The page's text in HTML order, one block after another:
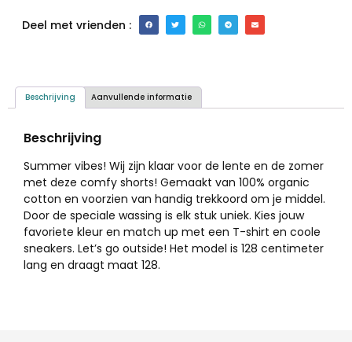
Deel met vrienden :
Beschrijving Aanvullende informatie
Beschrijving
Summer vibes! Wij zijn klaar voor de lente en de zomer
met deze comfy shorts! Gemaakt van 100% organic
cotton en voorzien van handig trekkoord om je middel.
Door de speciale wassing is elk stuk uniek. Kies jouw
favoriete kleur en match up met een T-shirt en coole
sneakers. Let’s go outside! Het model is 128 centimeter
lang en draagt maat 128.